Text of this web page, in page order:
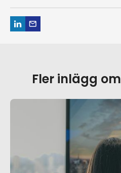
Fler inlägg om